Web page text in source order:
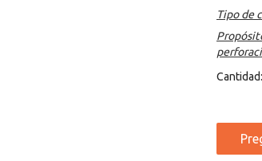
Tipo de
Cantidad: